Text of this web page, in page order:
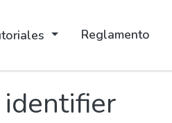
Reglamento